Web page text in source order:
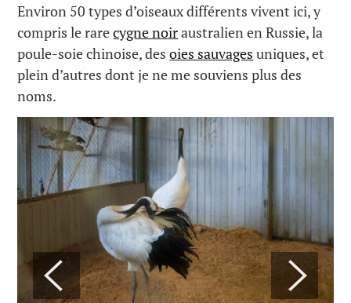
Environ 50 types d’oiseaux différents vivent ici, y
compris le rarecygne noiraustralien en Russie, la
poule-soie chinoise, desoies sauvages uniques, et
plein d’autres dont je ne me souviens plus des
noms.